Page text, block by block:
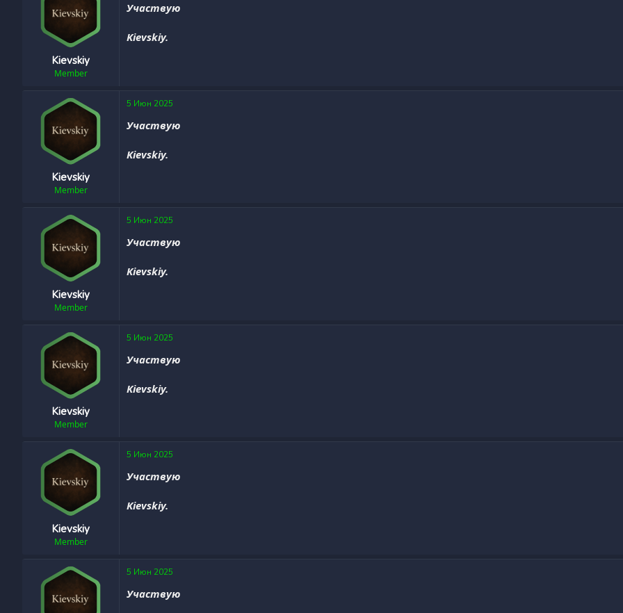
Kievskiy
Member
Участвую
Kievskiy.
Kievskiy
Member
5 Июн 2025
Участвую
Kievskiy.
Kievskiy
Member
5 Июн 2025
Участвую
Kievskiy.
Kievskiy
Member
5 Июн 2025
Участвую
Kievskiy.
Kievskiy
Member
5 Июн 2025
Участвую
Kievskiy.
5 Июн 2025
Участвую